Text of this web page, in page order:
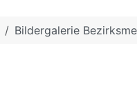
Bildergalerie